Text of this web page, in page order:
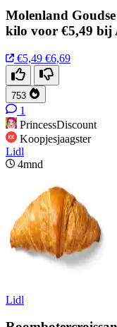
Molenland
kilo voor €5,49 bij
€5,49 €6,69
753
1
PrincessDiscount
Koopjesjaagster
Lidl
4mnd
Lidl